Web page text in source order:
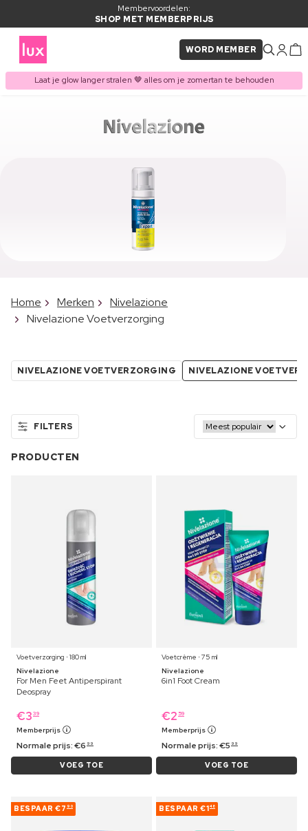
Membervoordelen:
SHOP MET MEMBERPRIJS
WORD MEMBER
Laat je glow langer stralen 🤎 alles om je zomertan te behouden
Home Merken
Nivelazione
Nivelazione Voetverzorging
NIVELAZIONE VOETVERZORGING NIVELAZIONE
FILTERS
PRODUCTEN
Voetverzorging ⋅ 180 ml
Nivelazione
For Men Feet Antiperspirant
Deospray
€3 39
Memberprijs
Normale prijs:€6 99
VOEG TOE
Voetcrème ⋅ 75 ml
Nivelazione
6in1 Foot Cream
€2 59
Memberprijs
Normale prijs:€5 99
VOEG TOE
BESPAAR €7 90 BESPAAR €148